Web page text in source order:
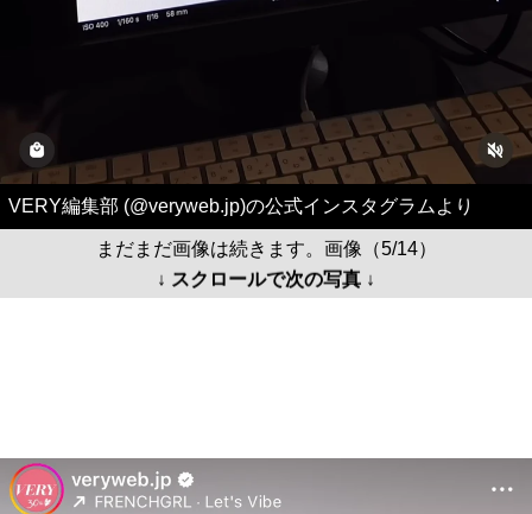
VERY編集部 (@veryweb.jp)の公式インスタグラムより
まだまだ画像は続きます。画像（5/14）
↓ スクロールで次の写真 ↓